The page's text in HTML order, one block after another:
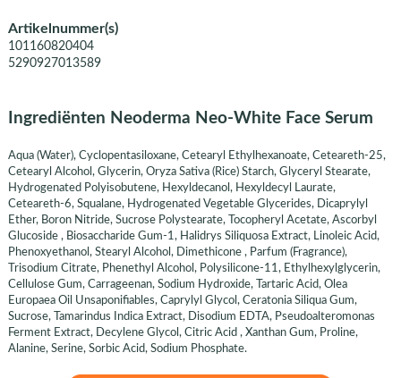
Artikelnummer(s)
101160820404
5290927013589
Ingrediënten Neoderma Neo-White Face Serum
Aqua (Water), Cyclopentasiloxane, Cetearyl Ethylhexanoate, Ceteareth-25,
Cetearyl Alcohol, Glycerin, Oryza Sativa (Rice) Starch, Glyceryl Stearate,
Hydrogenated Polyisobutene, Hexyldecanol, Hexyldecyl Laurate,
Ceteareth-6, Squalane, Hydrogenated Vegetable Glycerides, Dicaprylyl
Ether, Boron Nitride, Sucrose Polystearate, Tocopheryl Acetate, Ascorbyl
Glucoside , Biosaccharide Gum-1, Halidrys Siliquosa Extract, Linoleic Acid,
Phenoxyethanol, Stearyl Alcohol, Dimethicone , Parfum (Fragrance),
Trisodium Citrate, Phenethyl Alcohol, Polysilicone-11, Ethylhexylglycerin,
Cellulose Gum, Carrageenan, Sodium Hydroxide, Tartaric Acid, Olea
Europaea Oil Unsaponifiables, Caprylyl Glycol, Ceratonia Siliqua Gum,
Sucrose, Tamarindus Indica Extract, Disodium EDTA, Pseudoalteromonas
Ferment Extract, Decylene Glycol, Citric Acid , Xanthan Gum, Proline,
Alanine, Serine, Sorbic Acid, Sodium Phosphate.